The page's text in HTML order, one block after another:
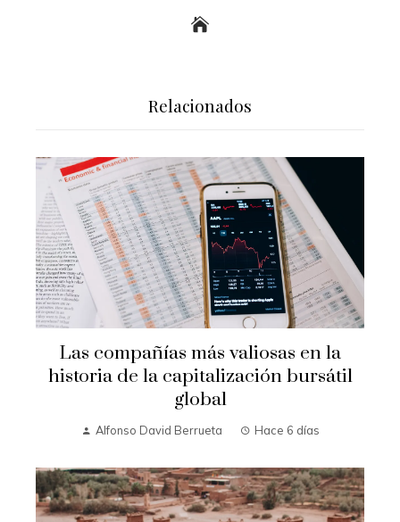
Relacionados
Las compañías más valiosas en la
historia de la capitalización bursátil
global
Alfonso David Berrueta Hace 6 días